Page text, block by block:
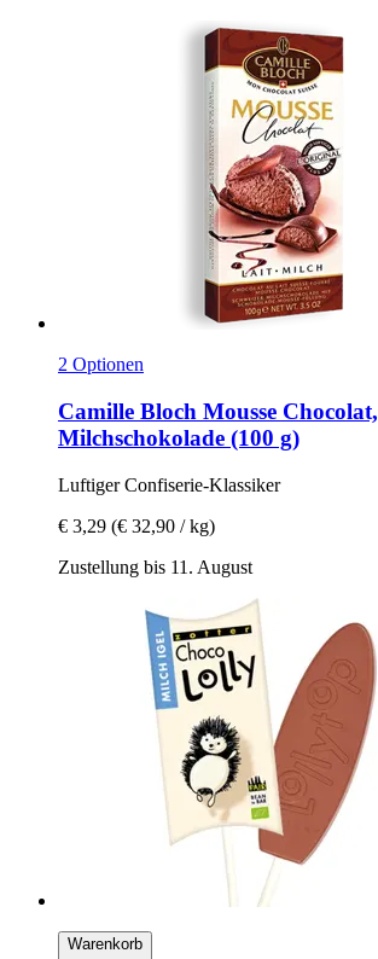
2 Optionen
Camille Bloch Mousse Chocolat,
Milchschokolade (100 g)
Luftiger Confiserie-​Klassiker
€ 3,29 (€ 32,90 / kg)
Zustellung bis 11. August
Warenkorb